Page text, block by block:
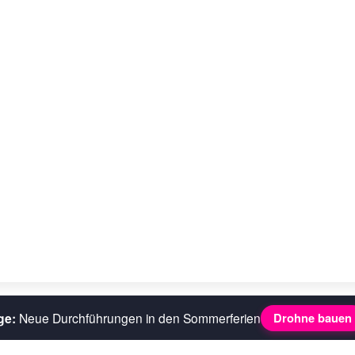
Neue Durchführungen in den Sommerferien Drohne bauen